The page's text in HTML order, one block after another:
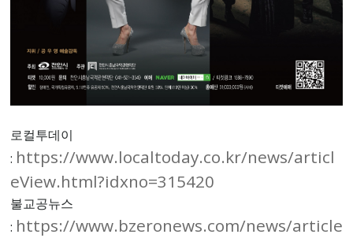
로컬투데이
: https://www.localtoday.co.kr/news/articl
eView.html?idxno=315420
불교공뉴스
: https://www.bzeronews.com/news/article